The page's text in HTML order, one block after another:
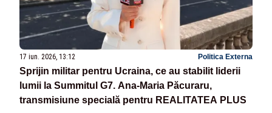
17 iun. 2026, 13:12 Politica Externa
Sprijin militar pentru Ucraina, ce au stabilit liderii
lumii la Summitul G7. Ana-Maria Păcuraru,
transmisiune specială pentru REALITATEA PLUS